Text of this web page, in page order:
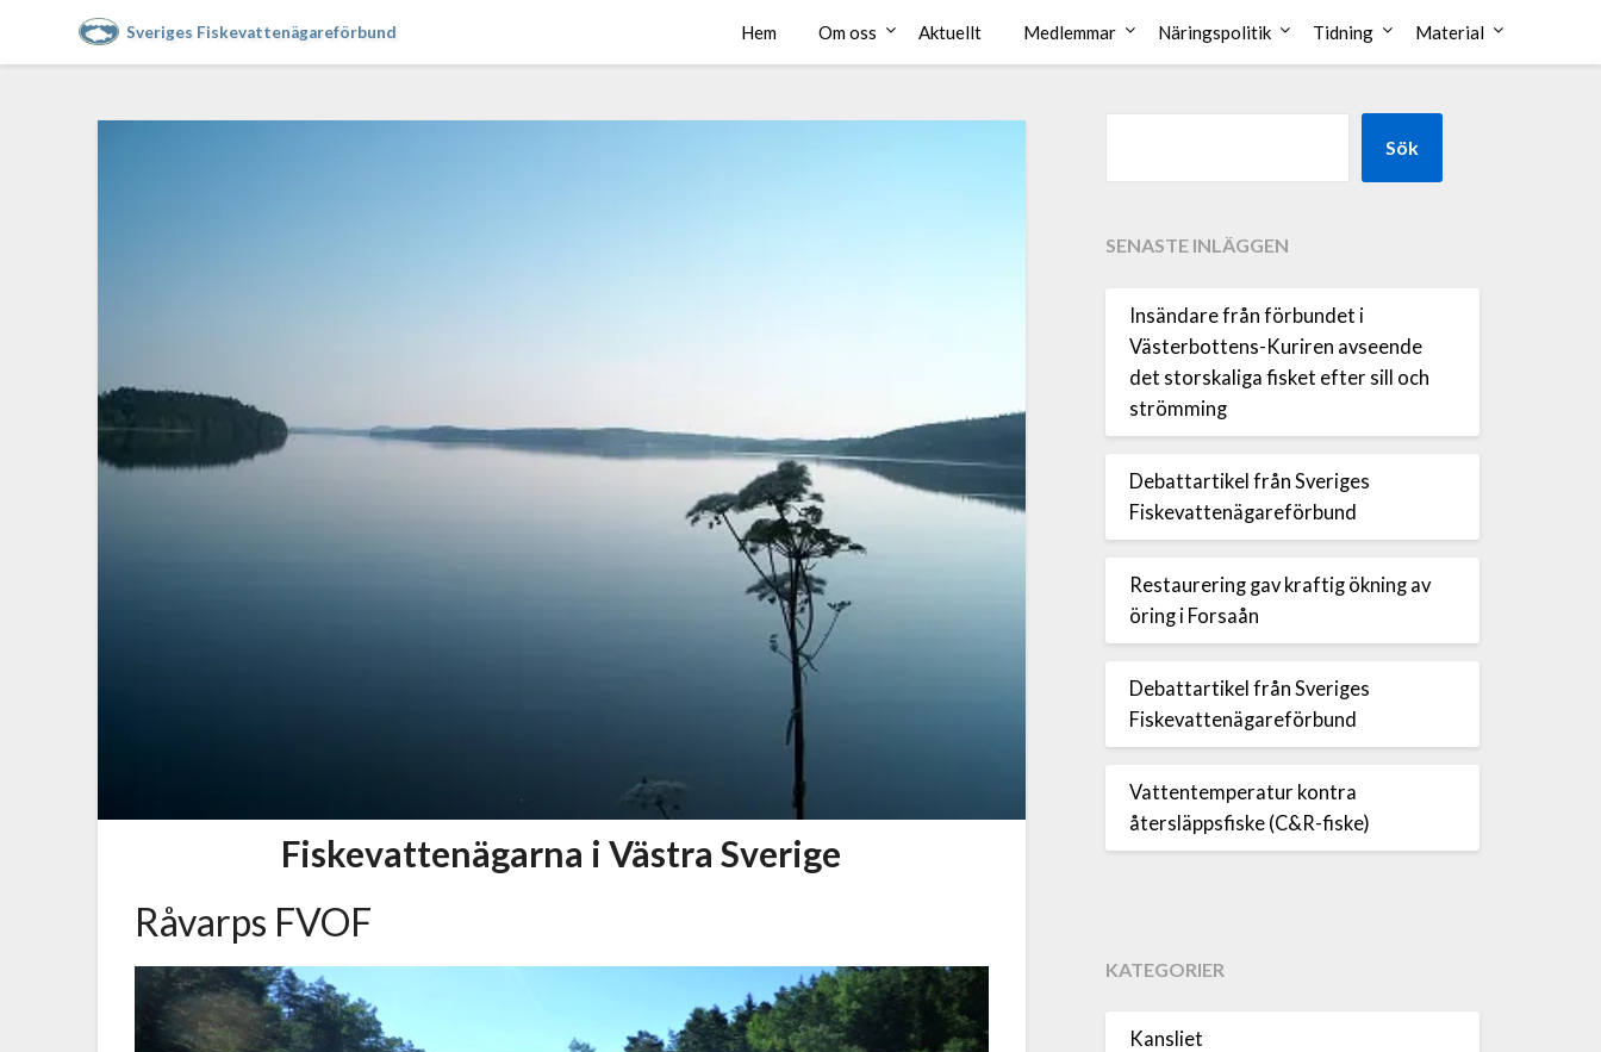
Sveriges Fiskevattenägareförbund Hem Om oss Aktuellt Medlemmar Näringspolitik Tidning Material
Fiskevattenägarna i Västra Sverige
Råvarps FVOF
Sök
SENASTE INLÄGGEN
Insändare från förbundet i
Västerbottens-Kuriren avseende
det storskaliga fisket efter sill och
strömming
Debattartikel från Sveriges
Fiskevattenägareförbund
Restaurering gav kraftig ökning av
öring i Forsaån
Debattartikel från Sveriges
Fiskevattenägareförbund
Vattentemperatur kontra
återsläppsfiske (C&R-fiske)
KATEGORIER
Kansliet